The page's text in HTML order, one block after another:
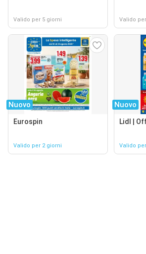
Valido per 5 giorni Valido
Nuovo
Eurospin
Valido per 2 giorni
Nuovo
Lidl |
Valido